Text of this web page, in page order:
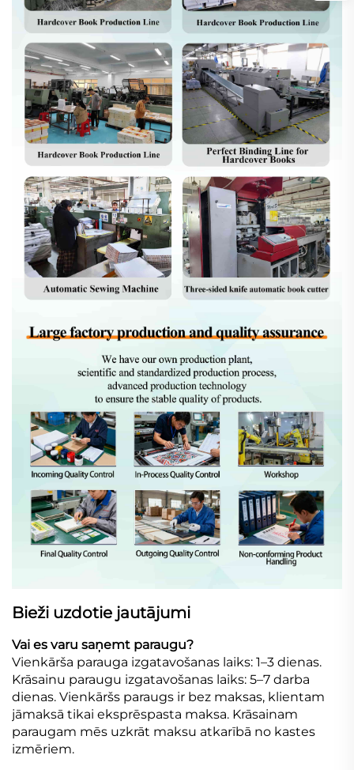
Bieži uzdotie jautājumi
Vai es varu saņemt paraugu?
Vienkārša parauga izgatavošanas laiks: 1–3 dienas.
Krāsainu paraugu izgatavošanas laiks: 5–7 darba
dienas. Vienkāršs paraugs ir bez maksas, klientam
jāmaksā tikai eksprēspasta maksa. Krāsainam
paraugam mēs uzkrāt maksu atkarībā no kastes
izmēriem.